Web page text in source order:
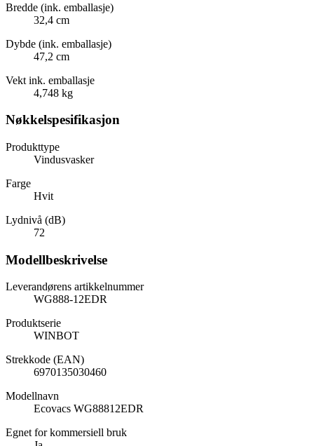
Bredde (ink. emballasje)
32,4 cm
Dybde (ink. emballasje)
47,2 cm
Vekt ink. emballasje
4,748 kg
Nøkkelspesifikasjon
Produkttype
Vindusvasker
Farge
Hvit
Lydnivå (dB)
72
Modellbeskrivelse
Leverandørens artikkelnummer
WG888-12EDR
Produktserie
WINBOT
Strekkode (EAN)
6970135030460
Modellnavn
Ecovacs WG88812EDR
Egnet for kommersiell bruk